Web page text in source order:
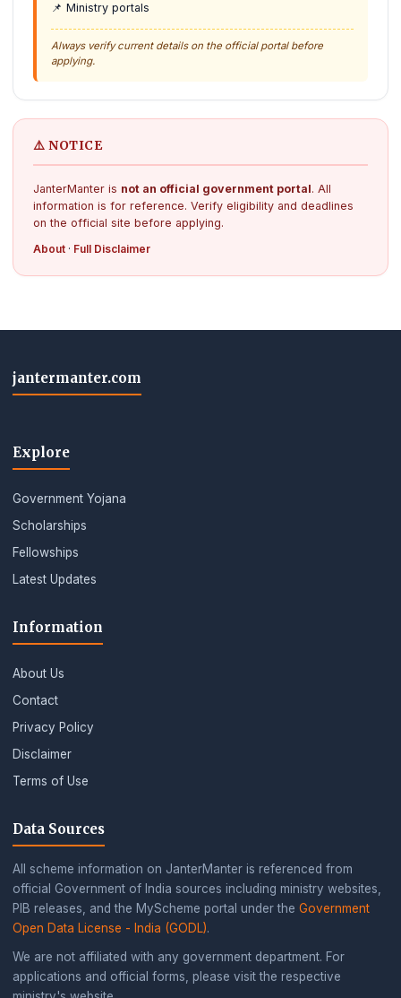
📌 Ministry portals
Always verify current details on the official portal before
applying.
⚠️ NOTICE
JanterManter is not an official government portal. All
information is for reference. Verify eligibility and deadlines
on the official site before applying.
About · Full Disclaimer
jantermanter.com
Explore
Government Yojana
Scholarships
Fellowships
Latest Updates
Information
About Us
Contact
Privacy Policy
Disclaimer
Terms of Use
Data Sources
All scheme information on JanterManter is referenced from
official Government of India sources including ministry websites,
PIB releases, and the MyScheme portal under the Government
Open Data License - India (GODL).
We are not affiliated with any government department. For
applications and official forms, please visit the respective